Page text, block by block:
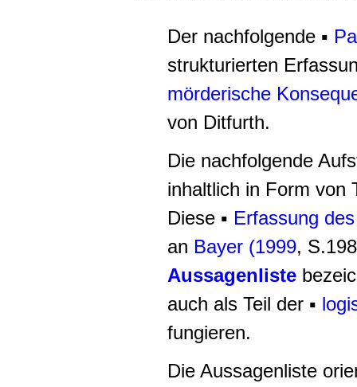
Der nachfolgende ▪
strukturierten
mörderische
von Ditfurth.
Die nachfolgende
inhaltlich in Form von
Diese ▪ Erfassung
an Bayer (1999,
Aussagenliste
auch als Teil der ▪
fungieren.
Die Aussagenliste